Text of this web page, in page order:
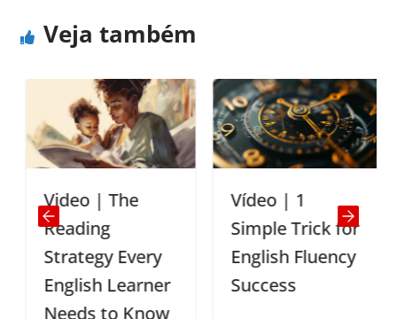
Veja também
Video | The
Reading
Strategy Every
English Learner
Needs to Know
Vídeo | 1
Simple Trick for
English Fluency
Success